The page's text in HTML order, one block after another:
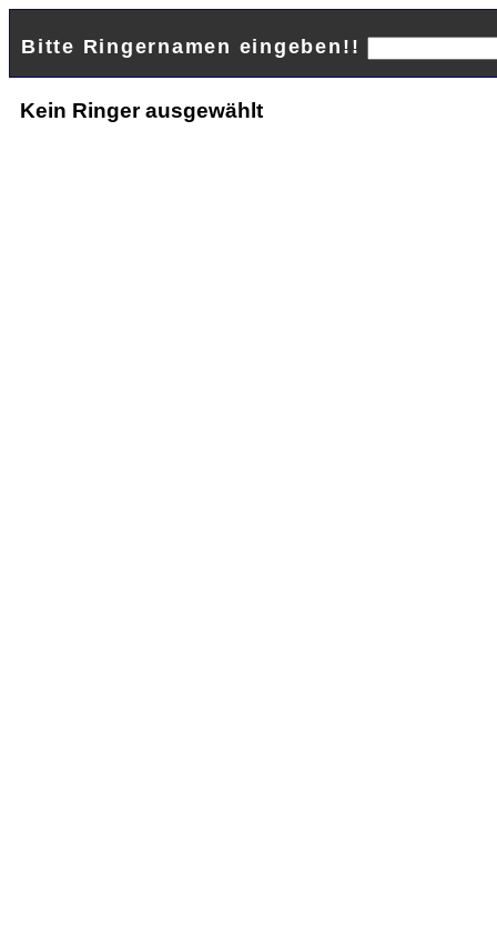
Bitte Ringernamen eingeben!!
Kein Ringer ausgewählt